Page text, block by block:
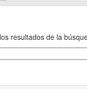
resultados de la